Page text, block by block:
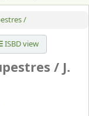
/
ISBD view
/ J.